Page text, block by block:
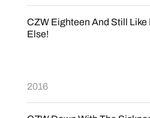
CZW Eighteen And Still Like
Else!
2016